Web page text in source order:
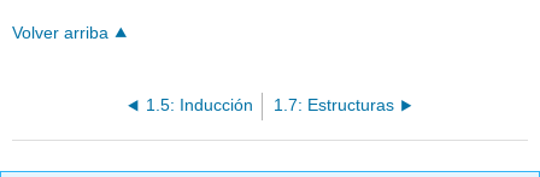
Volver arriba
1.5: Inducción 1.7: Estructuras